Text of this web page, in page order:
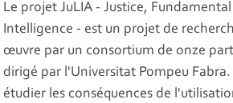
Le projet JuLIA - Justice,
Intelligence - est un projet de
œuvre par un consortium de onze
dirigé par l'Universitat Pompeu Fabra.
étudier les conséquences de